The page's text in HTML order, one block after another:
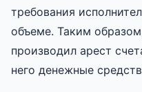
требования
объеме. Таким
производил арест
него денежные